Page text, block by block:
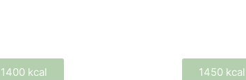
1400 kcal 1450 kcal